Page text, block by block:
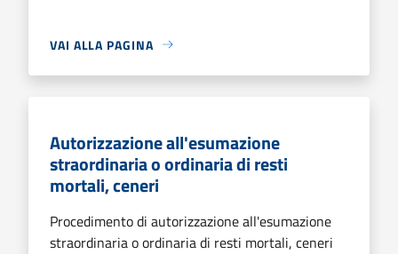
VAI ALLA PAGINA
Autorizzazione all'esumazione
straordinaria o ordinaria di resti
mortali, ceneri
Procedimento di autorizzazione all'esumazione
straordinaria o ordinaria di resti mortali, ceneri